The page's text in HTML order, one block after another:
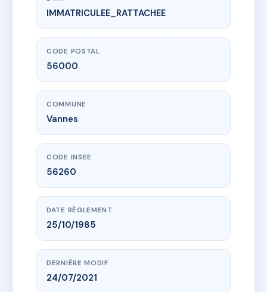
www.vme.plus/AC6541031
6 RUE THIERS
6 r thiers56000 Vannes
IMMATRICULEE_RATTACHEE
CODE POSTAL
56000
COMMUNE
Vannes
CODE INSEE
56260
DATE RÈGLEMENT
25/10/1985
DERNIÈRE MODIF.
24/07/2021